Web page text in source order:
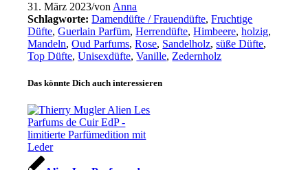
31. März 2023/von Anna
Schlagworte: Damendüfte / Frauendüfte,Fruchtige
Düfte,Guerlain Parfüm,Herrendüfte,Himbeere,holzig,
Mandeln,Oud Parfums,Rose, Sandelholz,süße Düfte,
Top Düfte,Unisexdüfte,Vanille, Zedernholz
Das könnte Dich auch interessieren